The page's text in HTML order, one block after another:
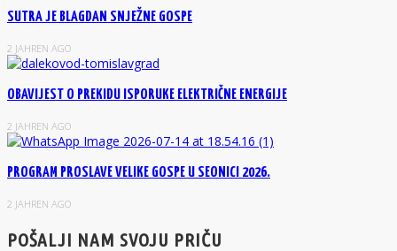
SUTRA JE BLAGDAN SNJEŽNE GOSPE
2 JAHREN AGO
OBAVIJEST O PREKIDU ISPORUKE ELEKTRIČNE ENERGIJE
2 JAHREN AGO
PROGRAM PROSLAVE VELIKE GOSPE U SEONICI 2026.
2 JAHREN AGO
POŠALJI NAM SVOJU PRIČU